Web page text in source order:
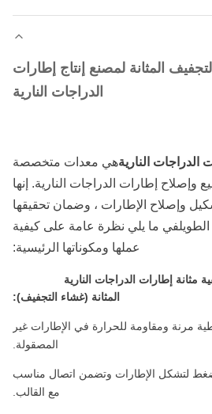
المثانة لمصنع إنتاج إطارات
الدراجات النارية
الدراجات الناريةهي معدات متخصصة
إطارات الدراجات النارية. إنها
وإصلاح الإطارات ، وضمان تحقيقها
الطويلفي ما يلي نظرة عامة على كيفية
عملها ومكوناتها الرئيسية:
مثانة إطارات الدراجات النارية
المثانة (غشاء التجفيف):
مرنة ومقاومة للحرارة في الإطارات غير
المصقولة.
لتشكل الإطارات وتضمن اتصال مناسب
مع القالب.